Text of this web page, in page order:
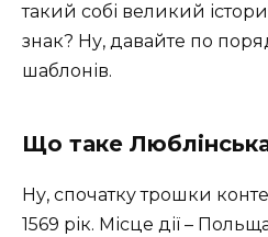
такий собі великий
знак? Ну, давайте по
шаблонів.
Що таке Люблінська
Ну, спочатку трошки
1569 рік. Місце дії –